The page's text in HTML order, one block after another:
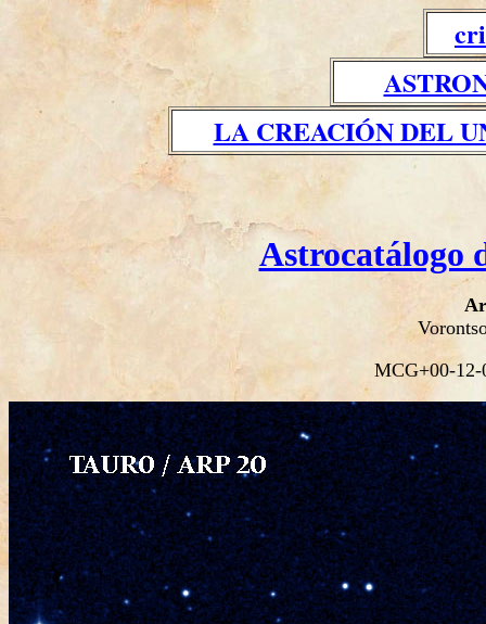
LA CREACIÓN DEL
Astrocatálogo
MCG+00-12-